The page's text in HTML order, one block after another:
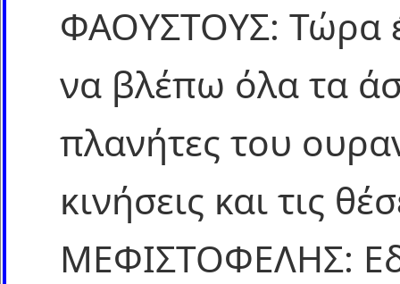
ΦΑΟΥΣΤΟΥΣ: Τώρα
να βλέπω όλα τα
πλανήτες του
κινήσεις και τις
ΜΕΦΙΣΤΟΦΕΛΗΣ: